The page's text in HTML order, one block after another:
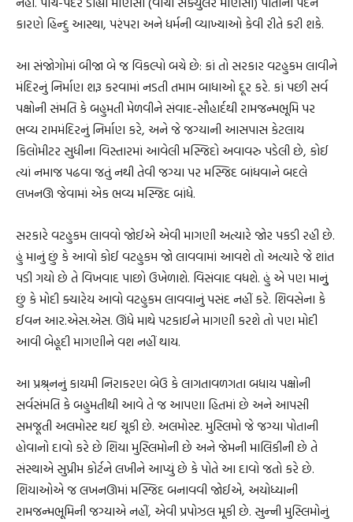
કારણે હિન્દુ આસ્થા, પરંપરા અને ધર્મની વ્યાખ્યાઓ કેવી રીતે કરી શકે.
આ સંજોગોમાં બીજા બે જ વિકલ્પો બચે છે: કાં તો સરકાર વટહુકમ લાવીને
મંદિરનું નિર્માણ શરૂ કરવામાં નડતી તમામ બાધાઓ દૂર કરે. કાં પછી સર્વ
પક્ષોની સંમતિ કે બહુમતી મેળવીને સંવાદ-સૌહાર્દથી રામજન્મભૂમિ પર
ભવ્ય રામમંદિરનું નિર્માણ કરે, અને જે જગ્યાની આસપાસ કેટલાય
કિલોમીટર સુધીના વિસ્તારમાં આવેલી મસ્જિદો અવાવરુ પડેલી છે, કોઈ
ત્યાં નમાજ પઢવા જતું નથી તેવી જગ્યા પર મસ્જિદ બાંધવાને બદલે
લખનઊ જેવામાં એક ભવ્ય મસ્જિદ બાંધે.
સરકારે વટહુકમ લાવવો જોઈએ એવી માગણી અત્યારે જોર પકડી રહી છે.
હું માનું છું કે આવો કોઈ વટહુકમ જો લાવવામાં આવશે તો અત્યારે જે શાંત
પડી ગયો છે તે વિખવાદ પાછો ઉખેળાશે. વિસંવાદ વધશે. હું એ પણ માનુું
છું કે મોદી ક્યારેય આવો વટહુકમ લાવવાનું પસંદ નહીં કરે. શિવસેના કે
ઈવન આર.એસ.એસ. ઊંધે માથે પટકાઈને માગણી કરશે તો પણ મોદી
આવી બેહૂદી માગણીને વશ નહીં થાય.
આ પ્રશ્ર્નનું કાયમી નિરાકરણ બેઉ કે લાગતાવળગતા બધાય પક્ષોની
સર્વસંમતિ કે બહુમતીથી આવે તે જ આપણા હિતમાં છે અને આપસી
સમજૂતી અલમોસ્ટ થઈ ચૂકી છે. અલમોસ્ટ. મુસ્લિમો જે જગ્યા પોતાની
હોવાનો દાવો કરે છે શિયા મુસ્લિમોની છે અને જેમની માલિકીની છે તે
સંસ્થાએ સુપ્રીમ કોર્ટને લખીને આપ્યું છે કે પોતે આ દાવો જતો કરે છે.
શિયાઓએ જ લખનઊમાં મસ્જિદ બનાવવી જોઈએ, અયોધ્યાની
રામજન્મભૂમિની જગ્યાએ નહીં, એવી પ્રપોઝલ મૂકી છે. સુન્ની મુસ્લિમોનું